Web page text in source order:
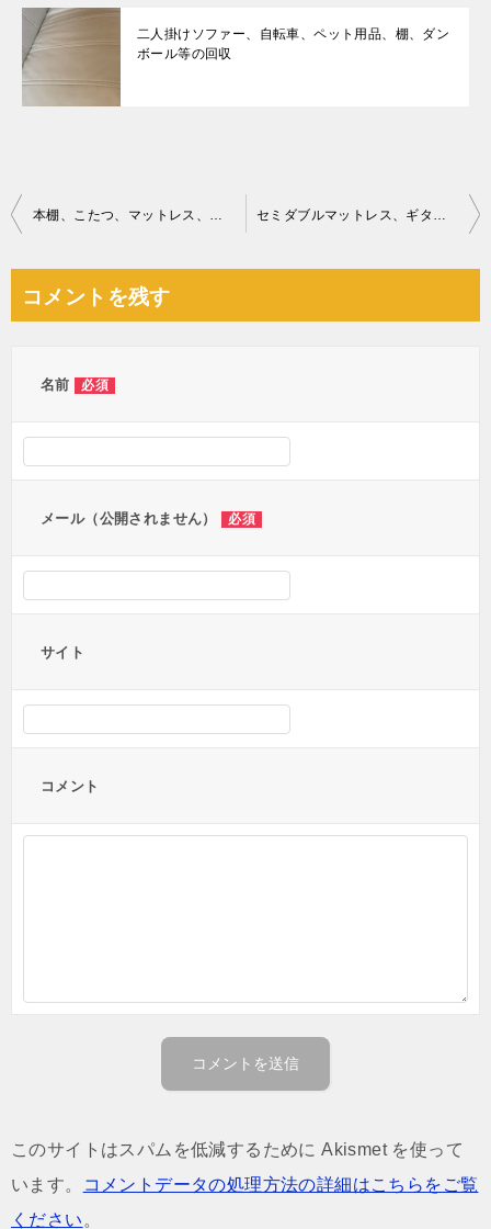
二人掛けソファー、自転車、ペット用品、棚、ダン
ボール等の回収
投
ビ
本棚、こたつ、マットレス、冷蔵庫、電子レンジ、炊飯器等の回収 セミダブルマットレス、ギター、テレビ台等の回収・処分ご依頼
コメントを残す
名前 必須
メール（公開されません） 必須
サイト
コメント
このサイトはスパムを低減するために Akismet を使って
います。
コメントデータの処理方法の詳細はこちらをご覧
ください 。